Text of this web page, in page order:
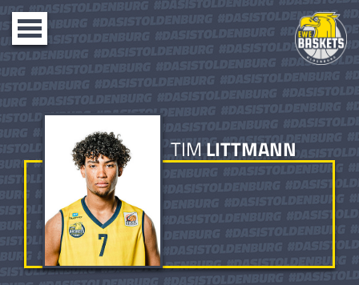
Toggle
navigation
TIMLITTMANN